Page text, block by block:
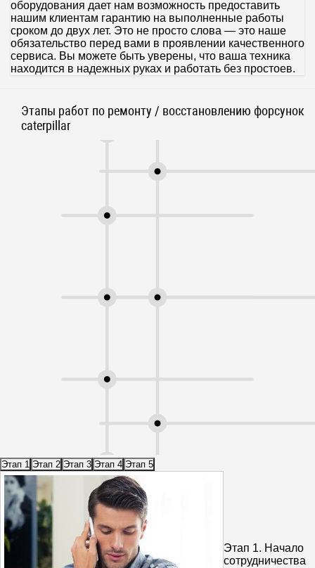
оборудования дает нам возможность предоставить
нашим клиентам гарантию на выполненные работы
сроком до двух лет. Это не просто слова — это наше
обязательство перед вами в проявлении качественного
сервиса. Вы можете быть уверены, что ваша техника
находится в надежных руках и работать без простоев.
Этапы работ по ремонту / восстановлению форсунок
caterpillar
Этап 1 Этап 2 Этап 3 Этап 4 Этап 5
Этап 1. Начало
сотрудничества